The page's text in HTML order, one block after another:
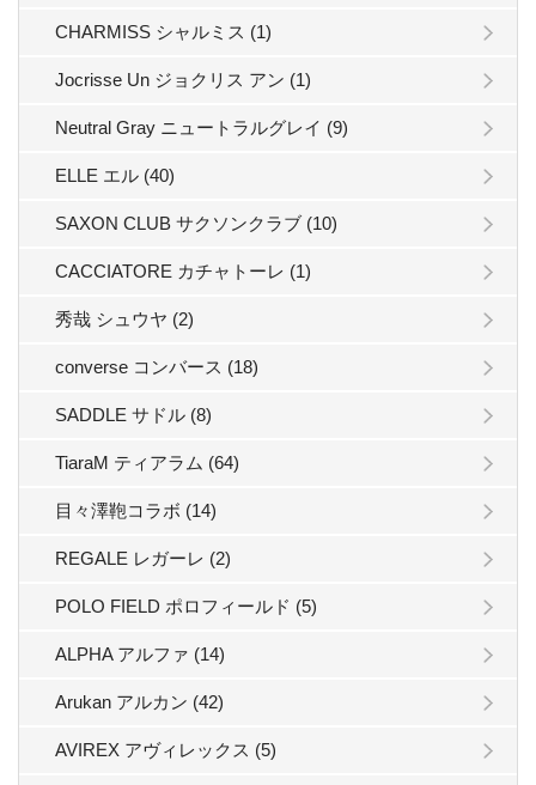
CHARMISS シャルミス (1)
Jocrisse Un ジョクリス アン (1)
Neutral Gray ニュートラルグレイ (9)
ELLE エル (40)
SAXON CLUB サクソンクラブ (10)
CACCIATORE カチャトーレ (1)
秀哉 シュウヤ (2)
converse コンバース (18)
SADDLE サドル (8)
TiaraM ティアラム (64)
目々澤鞄コラボ (14)
REGALE レガーレ (2)
POLO FIELD ポロフィールド (5)
ALPHA アルファ (14)
Arukan アルカン (42)
AVIREX アヴィレックス (5)